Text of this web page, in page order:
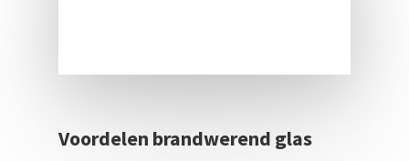
Voordelen brandwerend glas